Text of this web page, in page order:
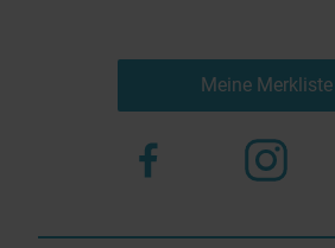
Meine Merkliste